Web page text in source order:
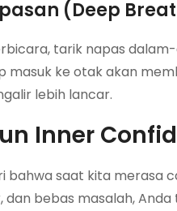
(Deep
tarik napas
masuk ke otak akan
lebih lancar.
Inner
bahwa saat kita merasa
dan bebas masalah,